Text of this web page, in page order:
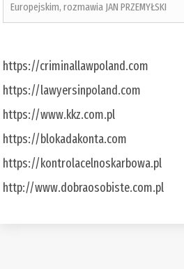
Europejskim, rozmawia JAN PRZEMYŁSKI
https://criminallawpoland.com
https://lawyersinpoland.com
https://www.kkz.com.pl
https://blokadakonta.com
https://kontrolacelnoskarbowa.pl
http://www.dobraosobiste.com.pl